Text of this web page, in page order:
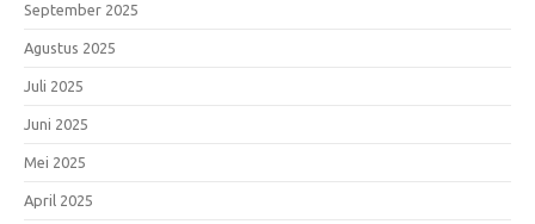
September 2025
Agustus 2025
Juli 2025
Juni 2025
Mei 2025
April 2025